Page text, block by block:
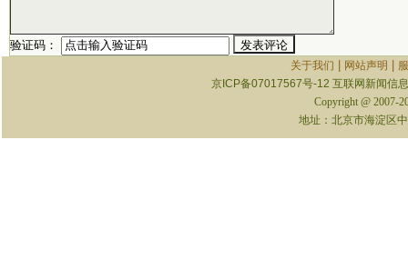
验证码：
关于我们 | 网站声明 |
京ICP备07017567号-12 互联网新闻信
Copyright @ 2007-
地址：北京市海淀区